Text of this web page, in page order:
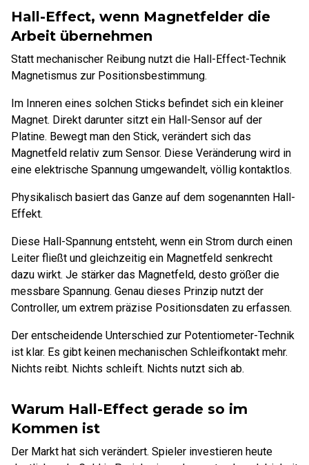
Hall-Effect, wenn Magnetfelder die
Arbeit übernehmen
Statt mechanischer Reibung nutzt die Hall-Effect-Technik
Magnetismus zur Positionsbestimmung.
Im Inneren eines solchen Sticks befindet sich ein kleiner
Magnet. Direkt darunter sitzt ein Hall-Sensor auf der
Platine. Bewegt man den Stick, verändert sich das
Magnetfeld relativ zum Sensor. Diese Veränderung wird in
eine elektrische Spannung umgewandelt, völlig kontaktlos.
Physikalisch basiert das Ganze auf dem sogenannten Hall-
Effekt.
Diese Hall-Spannung entsteht, wenn ein Strom durch einen
Leiter fließt und gleichzeitig ein Magnetfeld senkrecht
dazu wirkt. Je stärker das Magnetfeld, desto größer die
messbare Spannung. Genau dieses Prinzip nutzt der
Controller, um extrem präzise Positionsdaten zu erfassen.
Der entscheidende Unterschied zur Potentiometer-Technik
ist klar. Es gibt keinen mechanischen Schleifkontakt mehr.
Nichts reibt. Nichts schleift. Nichts nutzt sich ab.
Warum Hall-Effect gerade so im
Kommen ist
Der Markt hat sich verändert. Spieler investieren heute